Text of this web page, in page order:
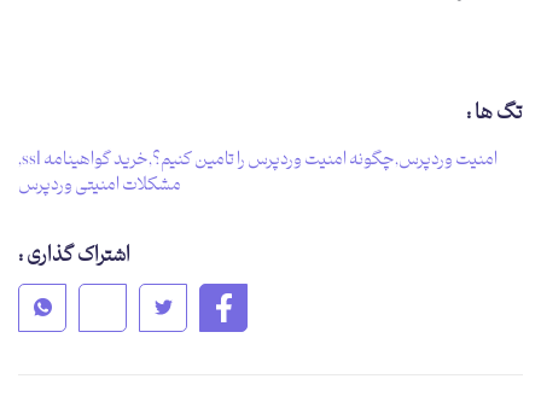
تگ ها :
امنیت وردپرس,چگونه امنیت وردپرس را تامین کنیم؟,خرید گواهینامه ssl
,
مشکلات امنیتی وردپرس
اشتراک گذاری :